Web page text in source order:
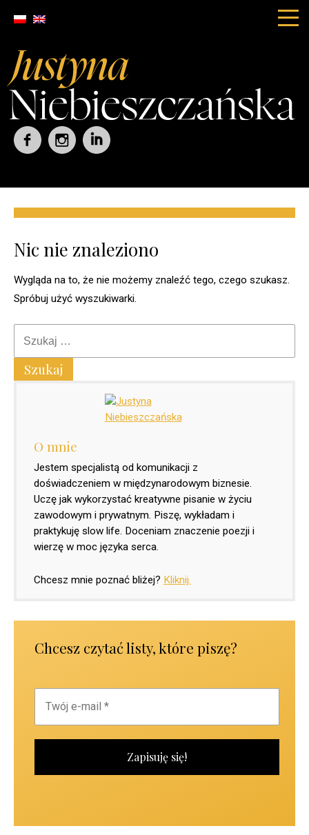
Nic nie znaleziono
Wygląda na to, że nie możemy znaleźć tego, czego szukasz.
Spróbuj użyć wyszukiwarki.
O mnie
Jestem specjalistą od komunikacji z
doświadczeniem w międzynarodowym biznesie.
Uczę jak wykorzystać kreatywne pisanie w życiu
zawodowym i prywatnym. Piszę, wykładam i
praktykuję slow life. Doceniam znaczenie poezji i
wierzę w moc języka serca.
Chcesz mnie poznać bliżej? Kliknij.
Chcesz czytać listy, które piszę?